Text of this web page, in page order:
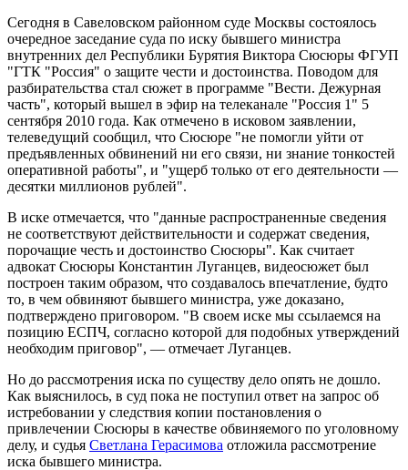
Сегодня в Савеловском районном суде Москвы состоялось
очередное заседание суда по иску бывшего министра
внутренних дел Республики Бурятия Виктора Сюсюры ФГУП
"ГТК "Россия" о защите чести и достоинства. Поводом для
разбирательства стал сюжет в программе "Вести. Дежурная
часть", который вышел в эфир на телеканале "Россия 1" 5
сентября 2010 года. Как отмечено в исковом заявлении,
телеведущий сообщил, что Сюсюре "не помогли уйти от
предъявленных обвинений ни его связи, ни знание тонкостей
оперативной работы", и "ущерб только от его деятельности —
десятки миллионов рублей".
В иске отмечается, что "данные распространенные сведения
не соответствуют действительности и содержат сведения,
порочащие честь и достоинство Сюсюры". Как считает
адвокат Сюсюры Константин Луганцев, видеосюжет был
построен таким образом, что создавалось впечатление, будто
то, в чем обвиняют бывшего министра, уже доказано,
подтверждено приговором. "В своем иске мы ссылаемся на
позицию ЕСПЧ, согласно которой для подобных утверждений
необходим приговор", — отмечает Луганцев.
Но до рассмотрения иска по существу дело опять не дошло.
Как выяснилось, в суд пока не поступил ответ на запрос об
истребовании у следствия копии постановления о
привлечении Сюсюры в качестве обвиняемого по уголовному
делу, и судья Светлана Герасимова отложила рассмотрение
иска бывшего министра.